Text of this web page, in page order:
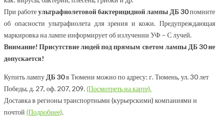
При работеультрафиолетовой бактерицидной лампы ДБ 30помните
об опасности ультрафиолета для зрения и кожи. Предупреждающая
маркировка на лампе информирует об излучении УФ – С лучей.
Внимание! Присутствие людей под прямым светом лампы ДБ 30 не
допускается!
Купить лампу ДБ 30в Тюмени можно по адресу: г. Тюмень, ул. 30 лет
Победы, д. 27, оф. 207, 209.(Посмотреть на карте).
Доставка в регионы транспортными (курьерскими) компаниями и
почтой (Подробнее).